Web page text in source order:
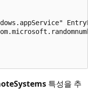
특성을 추